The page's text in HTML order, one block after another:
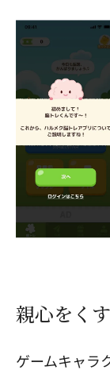
親心をく
ゲームキャラ